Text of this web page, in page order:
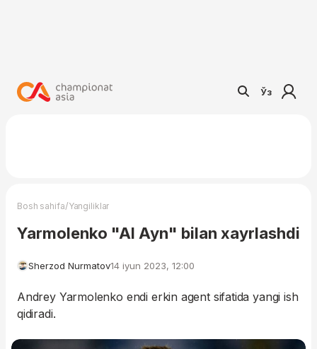
Ўз
Bosh sahifa/Yangiliklar
Yarmolenko "Al Ayn" bilan xayrlashdi
Sherzod Nurmatov14 iyun 2023, 12:00
Andrey Yarmolenko endi erkin agent sifatida yangi ish
qidiradi.